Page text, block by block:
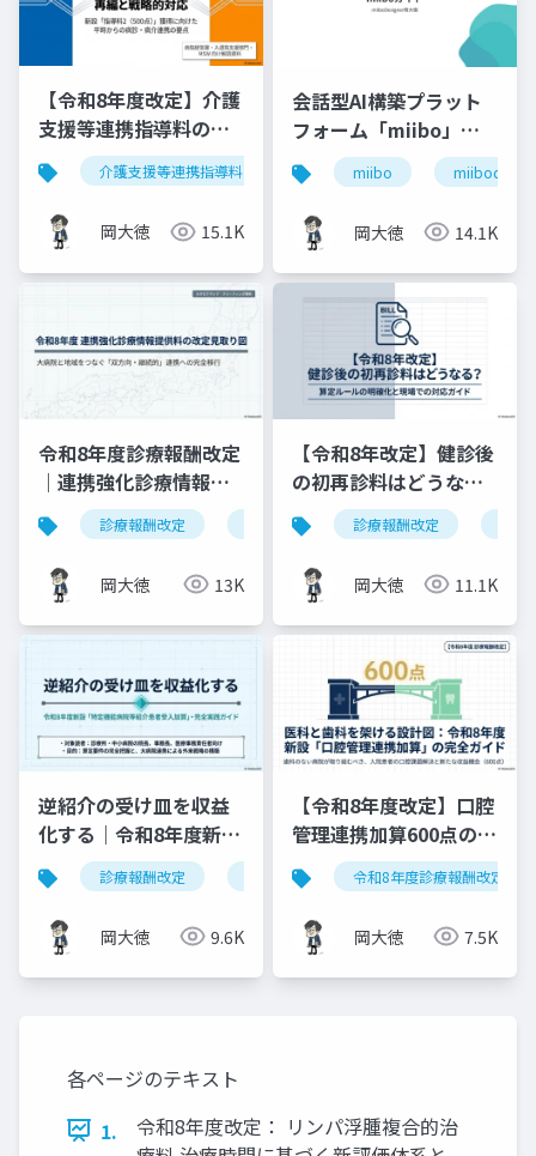
【令和8年度改定】介護
支援等連携指導料の再
編と戦略的対応｜指導
料2（500点）の要件整
理
介護支援等連携指導料 令和8年度診療報酬改定
岡大徳 15.1K
会話型AI構築プラット
フォーム「miibo」ガ
イド
miibo
岡大徳 14.1K
令和8年度診療報酬改定
｜連携強化診療情報提
供料の見直しを図解で
解説
診療報酬改定 連携強化診療情報提供料 令和8年度
岡大徳 13K
【令和8年改定】健診後
の初再診料はどうな
る？算定ルールの明確
化と現場での対応ガイ
ド
診療報酬改定
岡大徳 11.1K
逆紹介の受け皿を収益
化する｜令和8年度新設
「特定機能病院等紹介
患者受入加算」完全実
践ガイド
診療報酬改定 特定機能病院等紹介患者受入加算
岡大徳 9.6K
【令和8年度改定】口腔
管理連携加算600点の算
定要件・施設基準まと
め
令和8年度診療報酬改定
岡大徳 7.5K
各ページのテキスト
1.
令和8年度改定： リンパ浮腫複合的治